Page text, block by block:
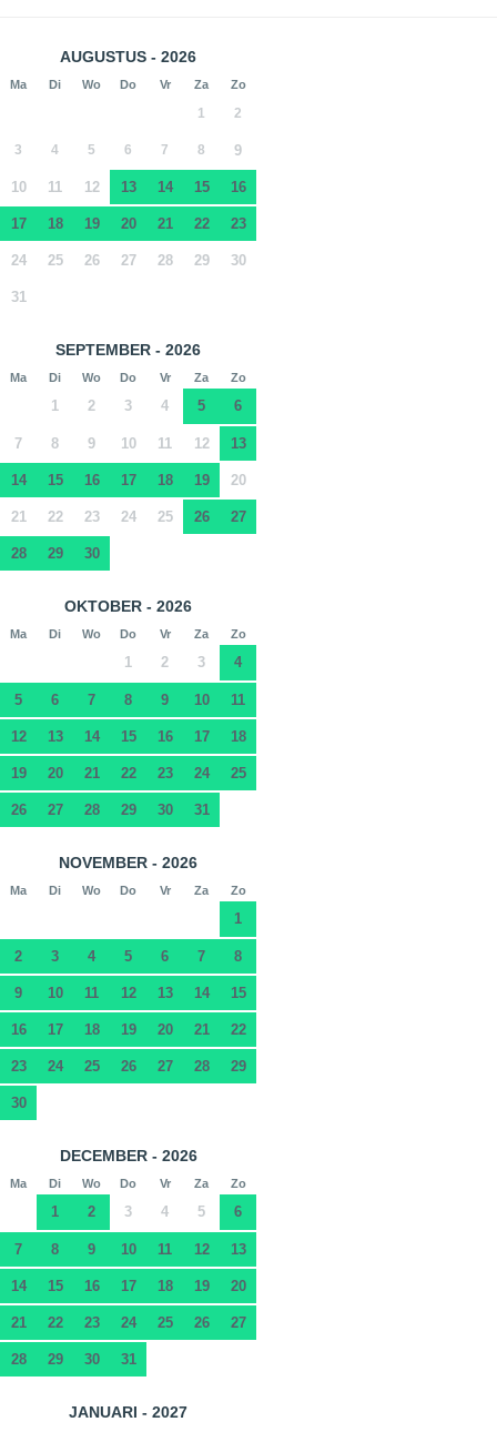
AUGUSTUS - 2026
Ma Di Wo Do Vr Za Zo
1 2
3 4 5 6 7 8 9
10 11 12 13 14 15 16
17 18 19 20 21 22 23
24 25 26 27 28 29 30
31
SEPTEMBER - 2026
Ma Di Wo Do Vr Za Zo
1 2 3 4 5 6
7 8 9 10 11 12 13
14 15 16 17 18 19 20
21 22 23 24 25 26 27
28 29 30
OKTOBER - 2026
Ma Di Wo Do Vr Za Zo
1 2 3 4
5 6 7 8 9 10 11
12 13 14 15 16 17 18
19 20 21 22 23 24 25
26 27 28 29 30 31
NOVEMBER - 2026
Ma Di Wo Do Vr Za Zo
1
2 3 4 5 6 7 8
9 10 11 12 13 14 15
16 17 18 19 20 21 22
23 24 25 26 27 28 29
30
DECEMBER - 2026
Ma Di Wo Do Vr Za Zo
1 2 3 4 5 6
7 8 9 10 11 12 13
14 15 16 17 18 19 20
21 22 23 24 25 26 27
28 29 30 31
JANUARI - 2027